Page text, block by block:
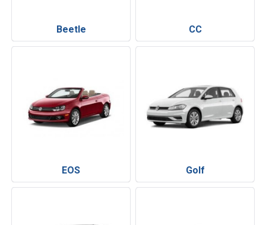
Beetle CC
EOS Golf